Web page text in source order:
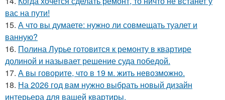
вас на пути!
15. А что вы думаете: нужно ли совмещать туалет и
ванную?
16. Полина Лурье готовится к ремонту в квартире
долиной и называет решение суда победой.
17. А вы говорите, что в 19 м. жить невозможно.
18. На 2026 год вам нужно выбрать новый дизайн
интерьера для вашей квартиры.